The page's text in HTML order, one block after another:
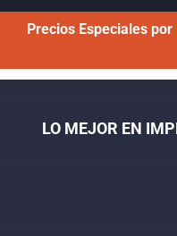
Precios Especiales
LO MEJOR EN